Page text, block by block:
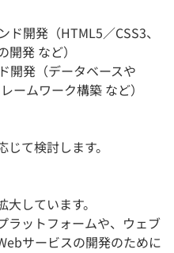
ド開発（HTML5／CSS3、
発 など）
開発（データベースや
ームワーク構築 など）
て検討します。
しています。
ラットフォームや、ウェブ
サービスの開発のために